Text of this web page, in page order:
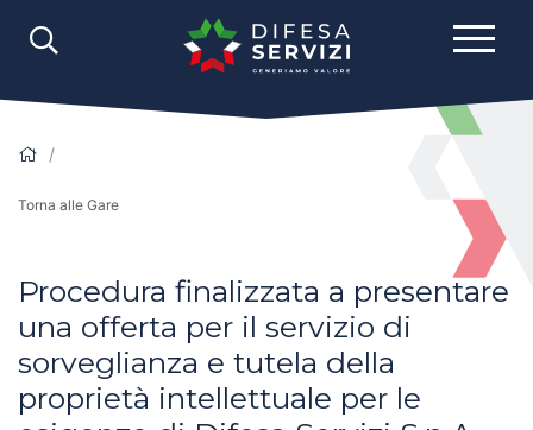
Torna alle Gare
Procedura finalizzata a presentare
una offerta per il servizio di
sorveglianza e tutela della
proprietà intellettuale per le